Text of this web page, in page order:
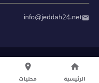
info@jeddah24.net
سياسة الخصوصية
الرئيسية محليات